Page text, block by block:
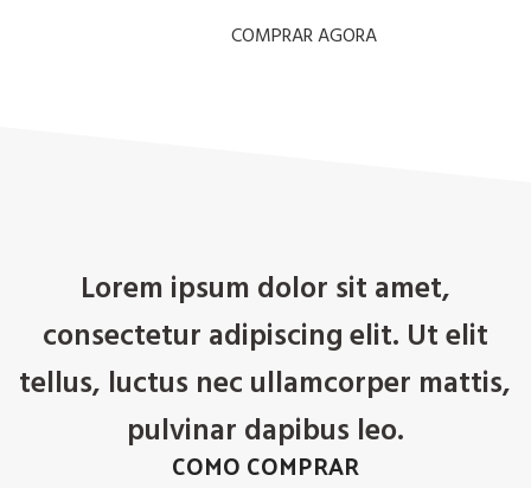
COMPRAR AGORA
Lorem ipsum dolor sit amet,
consectetur adipiscing elit. Ut elit
tellus, luctus nec ullamcorper mattis,
pulvinar dapibus leo.
COMO COMPRAR